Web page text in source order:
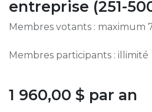
entreprise (251-
Membres votants : maximum
Membres participants : illimité
1 960,00 $ par an